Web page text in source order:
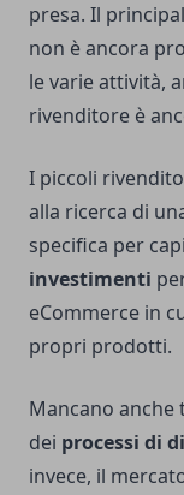
presa. Il
non è ancora
le varie attività,
rivenditore è
I piccoli
alla ricerca di
specifica per
investimenti
eCommerce in
propri prodotti.
Mancano
dei processi di
invece, il